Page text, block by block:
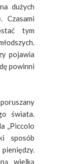
dużych
Czasami
tym
pojawia
powinni
poruszany
świata.
„Piccolo
sposób
wielką